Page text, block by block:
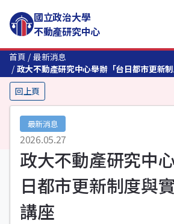
國立政治大學
不動產研究中心
首頁
最新消息
政大不動產研究中心舉辦「台日都市更新
回上頁
最新消息
2026.05.27
政大不動產研究中
日都市更新制度與
講座